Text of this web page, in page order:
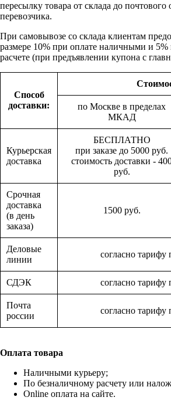
пересылку товара от склада до
перевозчика.
При самовывозе со склада клиентам
размере 10% при оплате наличными и
расчете (при предъявлении купона с
Способ
доставки:
по Москве в пределах
МКАД
Курьерская
доставка
БЕСПЛАТНО
при заказе до 5000 руб.
стоимость доставки -
руб.
Срочная
доставка
(в день
заказа)
1500 руб.
Деловые
линии
согласно тарифу
СДЭК согласно тарифу
Почта
россии
согласно тарифу
Оплата товара
Наличными курьеру;
По безналичному расчету или
Online оплата на сайте.